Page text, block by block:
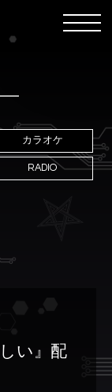
カラオケ
RADIO
い』配